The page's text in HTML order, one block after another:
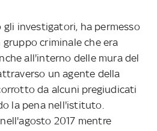
investigatori, ha permesso
criminale che era
all'interno delle mura del
un agente della
da alcuni pregiudicati
la pena nell'istituto.
2017 mentre